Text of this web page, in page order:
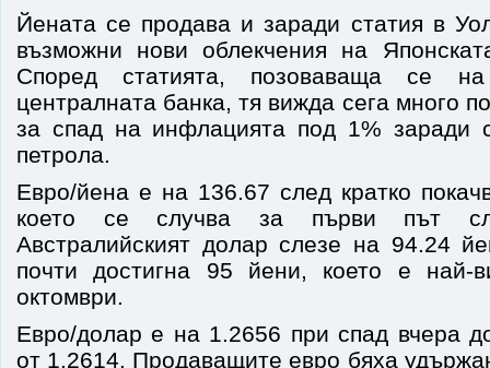
Йената се продава и заради статия в
възможни нови облекчения на
Според статията, позоваваща се
централната банка, тя вижда сега много
за спад на инфлацията под 1% заради
петрола.
Евро/йена е на 136.67 след кратко
което се случва за първи път
Австралийският долар слезе на 94.24
почти достигна 95 йени, което е най-
октомври.
Евро/долар е на 1.2656 при спад вчера
от 1.2614. Продаващите евро бяха